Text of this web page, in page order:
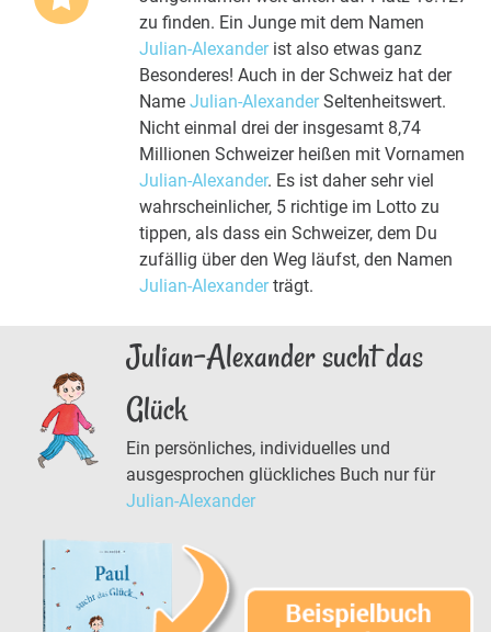
zu finden. Ein Junge mit dem Namen
Julian-Alexanderist also etwas ganz
Besonderes! Auch in der Schweiz hat der
Name Julian-AlexanderSeltenheitswert.
Nicht einmal drei der insgesamt 8,74
Millionen Schweizer heißen mit Vornamen
Julian-Alexander. Es ist daher sehr viel
wahrscheinlicher, 5 richtige im Lotto zu
tippen, als dass ein Schweizer, dem Du
zufällig über den Weg läufst, den Namen
Julian-Alexanderträgt.
Julian-Alexander sucht das
Glück
Ein persönliches, individuelles und
ausgesprochen glückliches Buch nur für
Julian-Alexander